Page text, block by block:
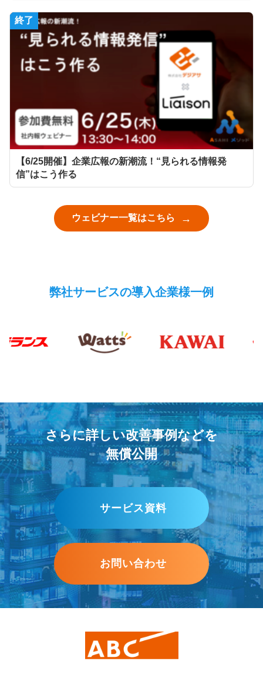
終了
【6/25開催】企業広報の新潮流！“見られる情報発
信”はこう作る
ウェビナー一覧はこちら
弊社サービスの導入企業様一例
さらに詳しい改善事例などを
無償公開
サービス資料
お問い合わせ